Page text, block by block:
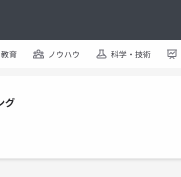
教育 ノウハウ 科学・技術
グ